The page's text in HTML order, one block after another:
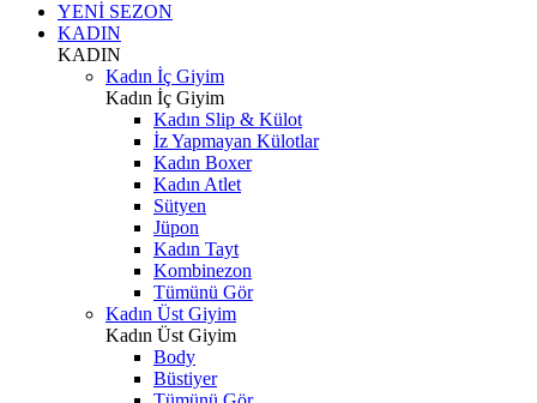
YENİ SEZON
KADIN
KADIN
Kadın İç Giyim
Kadın İç Giyim
Kadın Slip & Külot
İz Yapmayan Külotlar
Kadın Boxer
Kadın Atlet
Sütyen
Jüpon
Kadın Tayt
Kombinezon
Tümünü Gör
Kadın Üst Giyim
Kadın Üst Giyim
Body
Büstiyer